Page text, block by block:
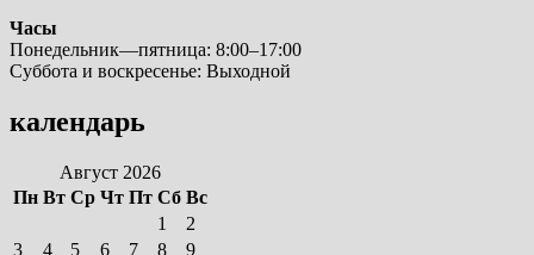
Часы
Понедельник—пятница: 8:00–17:00
Суббота и воскресенье: Выходной
календарь
Август 2026
Пн Вт Ср Чт Пт Сб Вс
1
2
3
4 5 6 7 8
9